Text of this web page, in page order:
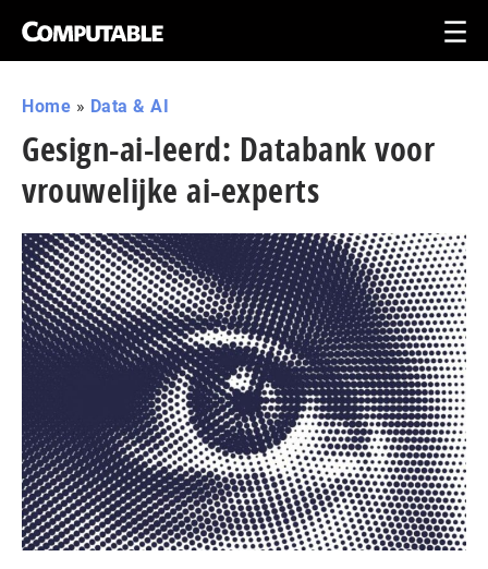
Home » Data & AI
Gesign-ai-leerd: Databank voor
vrouwelijke ai-experts